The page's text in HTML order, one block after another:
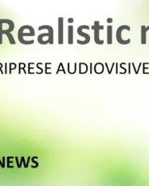
EDIH Summit a
Bruxelles: AI e turismo